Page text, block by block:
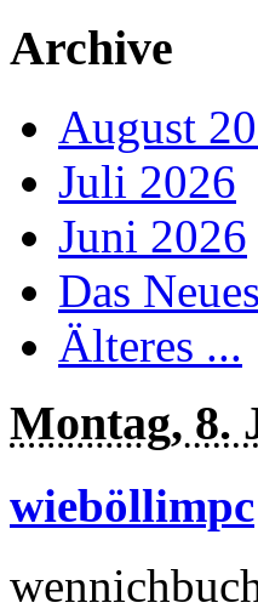
Archive
August
Juli 2026
Juni 2026
Das
Älteres ...
Montag, 8.
wieböllimpc